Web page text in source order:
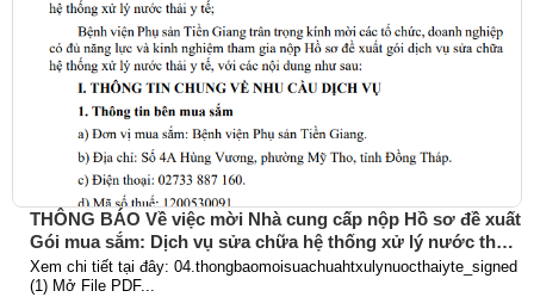
THÔNG BÁO Về việc mời Nhà cung cấp nộp Hồ sơ đề xuất
Gói mua sắm: Dịch vụ sửa chữa hệ thống xử lý nước thải
y tế
Xem chi tiết tại đây: 04.thongbaomoisuachuahtxulynuocthaiyte_signed
(1) Mở File PDF...